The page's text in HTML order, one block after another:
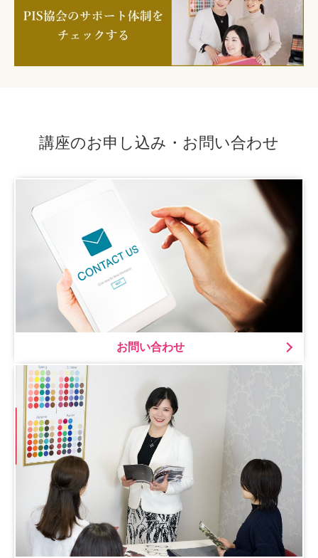
講座のお申し込み・お問い合わせ
お問い合わせ